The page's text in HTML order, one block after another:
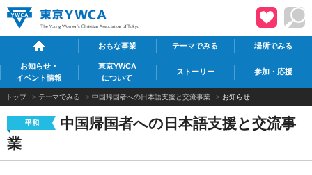
おもな事業 テーマでみる 場所でみる
お知らせ・
イベント情報
東京YWCA
について
ストーリー 参加・応援
トップ > テーマでみる > 中国帰国者への日本語支援と交流事業 > お知らせ
中国帰国者への日本語支援と交流事
業